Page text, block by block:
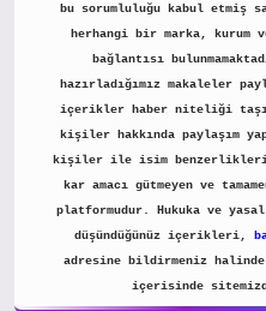
bu sorumluluğu kabul
herhangi bir marka,
bağlantısı
hazırladığımız makaleler
içerikler haber niteliği
kişiler hakkında paylaşım
kişiler ile isim benzerlikleri
kar amacı gütmeyen ve
platformudur. Hukuka ve
düşündüğünüz içerikleri,
adresine bildirmeniz
içerisinde